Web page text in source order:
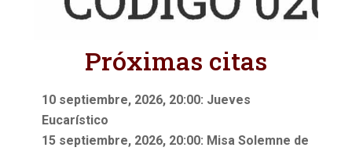
Próximas citas
10 septiembre, 2026, 20:00: Jueves
Eucarístico
15 septiembre, 2026, 20:00: Misa Solemne de